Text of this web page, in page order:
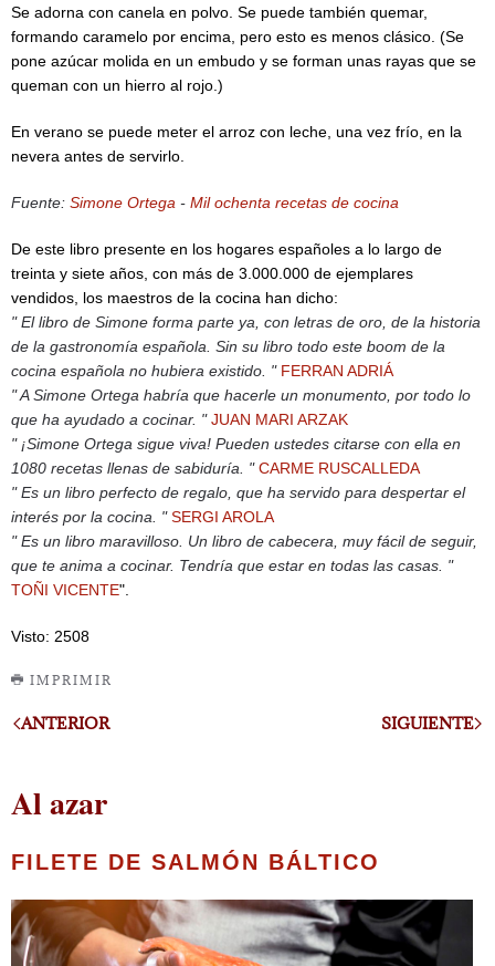
Se adorna con canela en polvo. Se puede también quemar,
formando caramelo por encima, pero esto es menos clásico. (Se
pone azúcar molida en un embudo y se forman unas rayas que se
queman con un hierro al rojo.)
En verano se puede meter el arroz con leche, una vez frío, en la
nevera antes de servirlo.
Fuente: Simone Ortega - Mil ochenta recetas de cocina
De este libro presente en los hogares españoles a lo largo de
treinta y siete años, con más de 3.000.000 de ejemplares
vendidos, los maestros de la cocina han dicho:
" El libro de Simone forma parte ya, con letras de oro, de la historia
de la gastronomía española. Sin su libro todo este boom de la
cocina española no hubiera existido. " FERRAN ADRIÁ
" A Simone Ortega habría que hacerle un monumento, por todo lo
que ha ayudado a cocinar. " JUAN MARI ARZAK
" ¡Simone Ortega sigue viva! Pueden ustedes citarse con ella en
1080 recetas llenas de sabiduría. " CARME RUSCALLEDA
" Es un libro perfecto de regalo, que ha servido para despertar el
interés por la cocina. " SERGI AROLA
" Es un libro maravilloso. Un libro de cabecera, muy fácil de seguir,
que te anima a cocinar. Tendría que estar en todas las casas. "
TOÑI VICENTE".
Visto: 2508
IMPRIMIR
ANTERIOR SIGUIENTE
Al azar
FILETE DE SALMÓN BÁLTICO